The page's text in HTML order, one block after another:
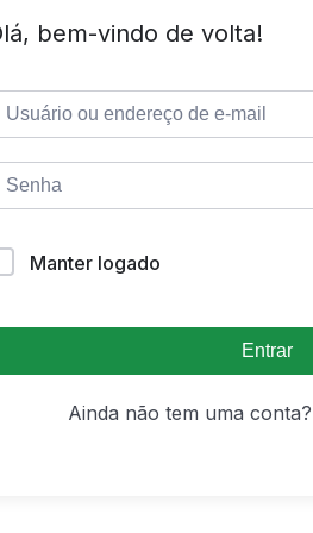
bem-vindo de volta!
Manter logado
Entrar
Ainda não tem uma conta?